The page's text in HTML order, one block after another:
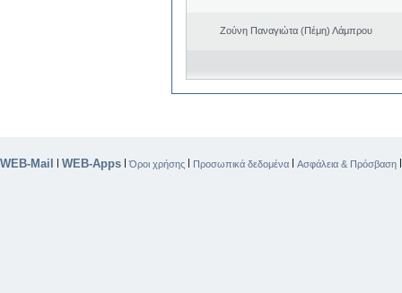
Ζούνη Παναγιώτα (Πέμη) Λάμπρου
WEB-Mail | WEB-Apps |Όροι χρήσης | Προσωπικά δεδομένα | Ασφάλεια & Πρόσβαση